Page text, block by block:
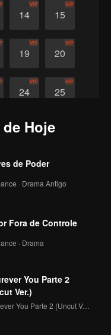
14
VIP
15
VIP
19
VIP
20
VIP
24
VIP
25
VIP
Hoje
de Poder
· Drama Antigo
Fora de Controle
· Drama
You Parte 2
Ver.)
Fourever You Parte 2 (Uncut Ver.)